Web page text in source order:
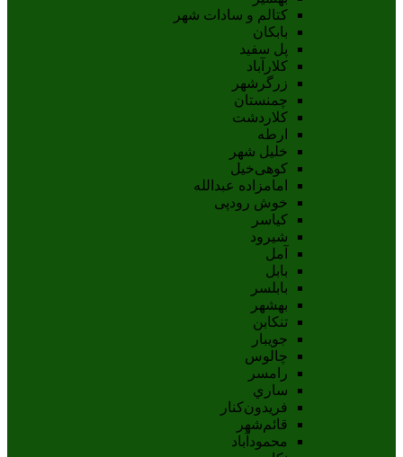
کتالم و سادات شهر
بابکان
پل سفید
کلارآباد
زرگرشهر
چمنستان
کلاردشت
ارطه
خلیل شهر
کوهی‌خیل
امامزاده عبدالله
خوش رودپی
کیاسر
شیرود
آمل
بابل
بابلسر
بهشهر
تنکابن
جويبار
چالوس
رامسر
ساري
فريدون‌کنار
قائم‌شهر
محمودآباد